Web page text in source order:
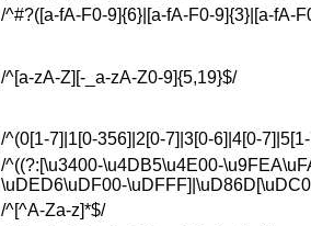
/^#?([a-fA-F0-9]{6}|[a-fA-F0-9]{3}|[a-fA-
/^[a-zA-Z][-_a-zA-Z0-9]{5,19}$/
/^(0[1-7]|1[0-356]|2[0-7]|3[0-6]|4[0-
/^((?:[\u3400-\u4DB5\u4E00-
\uDED6\uDF00-
/^[^A-Za-z]*$/